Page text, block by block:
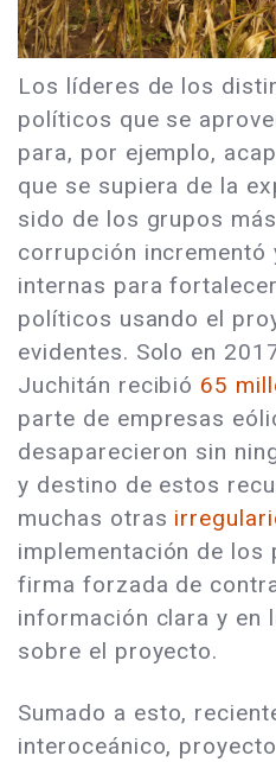
Los líderes de los
políticos que se
para, por ejemplo,
que se supiera de la
sido de los grupos
corrupción incrementó
internas para
políticos usando el
evidentes. Solo en
Juchitán recibió 65
parte de empresas
desaparecieron sin
y destino de estos
muchas otras
implementación de los
firma forzada de
información clara y en
sobre el proyecto.
Sumado a esto,
interoceánico,